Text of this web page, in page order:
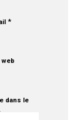
*
dans le